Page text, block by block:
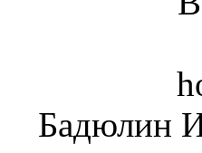
Бадюлин